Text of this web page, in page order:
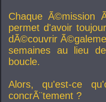
Chaque Ã©mission
permet d'avoir
dÃ©couvrir
semaines au lieu
boucle.
Alors, qu'est-ce
concrÃ¨tement ?